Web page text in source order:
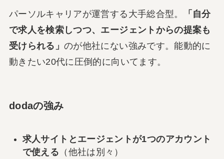
パーソルキャリアが運営する大手総合型。
「自分
で求人を検索しつつ、エージェントからの提案も
受けられる」のが他社にない強みです。能動的に
動きたい20代に圧倒的に向いてます。
dodaの強み
求人サイトとエージェントが1つのアカウント
で使える （他社は別々）